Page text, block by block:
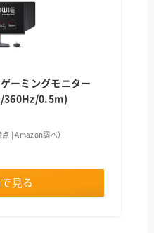
ーミングモニター
360Hz/0.5m)
| Amazon調べ）
見る